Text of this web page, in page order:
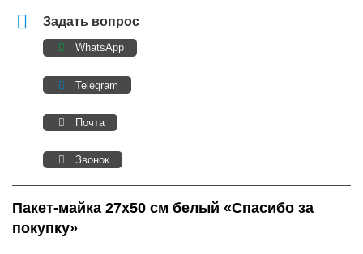
Задать вопрос
WhatsApp
Telegram
Почта
Звонок
Пакет-майка 27х50 см белый «Спасибо за
покупку»